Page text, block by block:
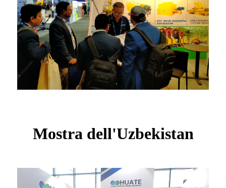
Mostra dell'Uzbekistan